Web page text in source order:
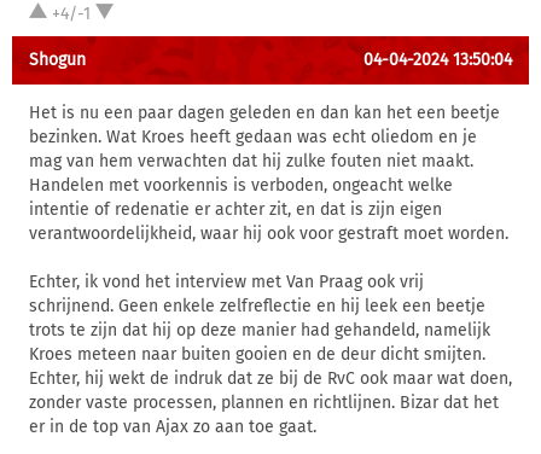
+4/-1
Shogun 04-04-2024 13:50:04
Het is nu een paar dagen geleden en dan kan het een beetje
bezinken. Wat Kroes heeft gedaan was echt oliedom en je
mag van hem verwachten dat hij zulke fouten niet maakt.
Handelen met voorkennis is verboden, ongeacht welke
intentie of redenatie er achter zit, en dat is zijn eigen
verantwoordelijkheid, waar hij ook voor gestraft moet worden.
Echter, ik vond het interview met Van Praag ook vrij
schrijnend. Geen enkele zelfreflectie en hij leek een beetje
trots te zijn dat hij op deze manier had gehandeld, namelijk
Kroes meteen naar buiten gooien en de deur dicht smijten.
Echter, hij wekt de indruk dat ze bij de RvC ook maar wat doen,
zonder vaste processen, plannen en richtlijnen. Bizar dat het
er in de top van Ajax zo aan toe gaat.